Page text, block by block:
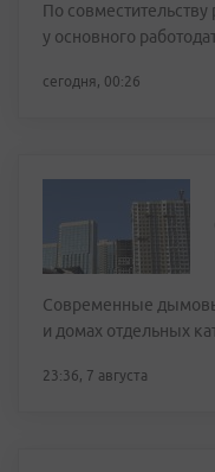
По совместительству
у основного
сегодня, 00:26
Современные
и домах отдельных
23:36, 7 августа